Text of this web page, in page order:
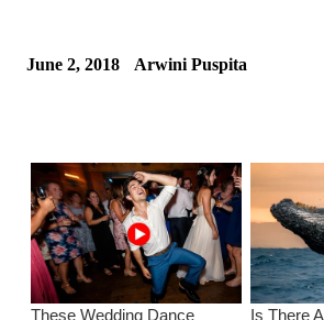
June 2, 2018 Arwini Puspita